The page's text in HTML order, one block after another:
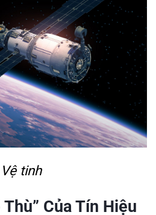
Vệ tinh
Của Tín Hiệu